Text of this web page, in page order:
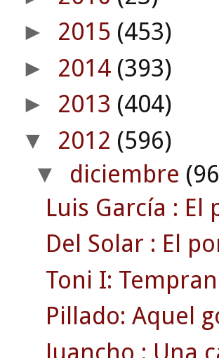
► 2015 (453)
► 2014 (393)
► 2013 (404)
▼ 2012 (596)
▼ diciembre
Luis García : El
Del Solar : El
Toni I:
Pillado: Aquel
Juancho : Una